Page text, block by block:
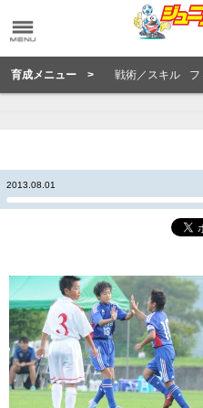
育成メニュー > 戦術／スキル
2013.08.01